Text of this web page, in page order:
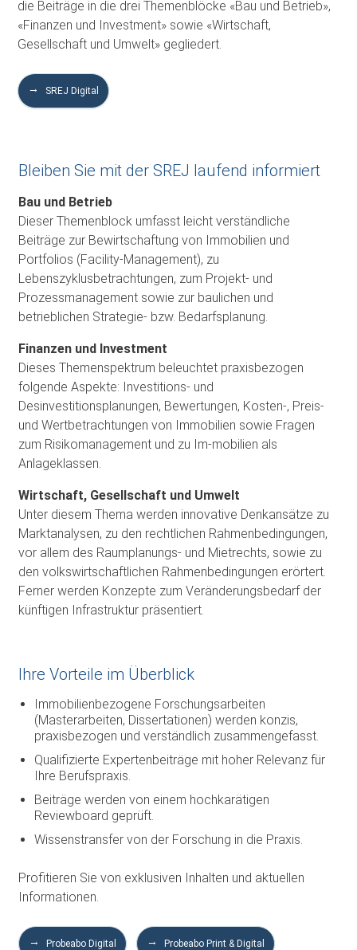
die Beiträge in die drei Themenblöcke «Bau und Betrieb»,
«Finanzen und Investment» sowie «Wirtschaft,
Gesellschaft und Umwelt» gegliedert.
SREJ Digital
Bleiben Sie mit der SREJ laufend informiert
Bau und Betrieb
Dieser Themenblock umfasst leicht verständliche
Beiträge zur Bewirtschaftung von Immobilien und
Portfolios (Facility-Management), zu
Lebenszyklusbetrachtungen, zum Projekt- und
Prozessmanagement sowie zur baulichen und
betrieblichen Strategie- bzw. Bedarfsplanung.
Finanzen und Investment
Dieses Themenspektrum beleuchtet praxisbezogen
folgende Aspekte: Investitions- und
Desinvestitionsplanungen, Bewertungen, Kosten-, Preis-
und Wertbetrachtungen von Immobilien sowie Fragen
zum Risikomanagement und zu Im-mobilien als
Anlageklassen.
Wirtschaft, Gesellschaft und Umwelt
Unter diesem Thema werden innovative Denkansätze zu
Marktanalysen, zu den rechtlichen Rahmenbedingungen,
vor allem des Raumplanungs- und Mietrechts, sowie zu
den volkswirtschaftlichen Rahmenbedingungen erörtert.
Ferner werden Konzepte zum Veränderungsbedarf der
künftigen Infrastruktur präsentiert.
Ihre Vorteile im Überblick
Immobilienbezogene Forschungsarbeiten
(Masterarbeiten, Dissertationen) werden konzis,
praxisbezogen und verständlich zusammengefasst.
Qualifizierte Expertenbeiträge mit hoher Relevanz für
Ihre Berufspraxis.
Beiträge werden von einem hochkarätigen
Reviewboard geprüft.
Wissenstransfer von der Forschung in die Praxis.
Profitieren Sie von exklusiven Inhalten und aktuellen
Informationen.
Probeabo Digital Probeabo Print & Digital